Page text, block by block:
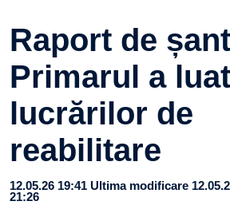
Raport de
Primarul a
lucrărilor de
reabilitare
12.05.26 19:41 Ultima modificare
21:26